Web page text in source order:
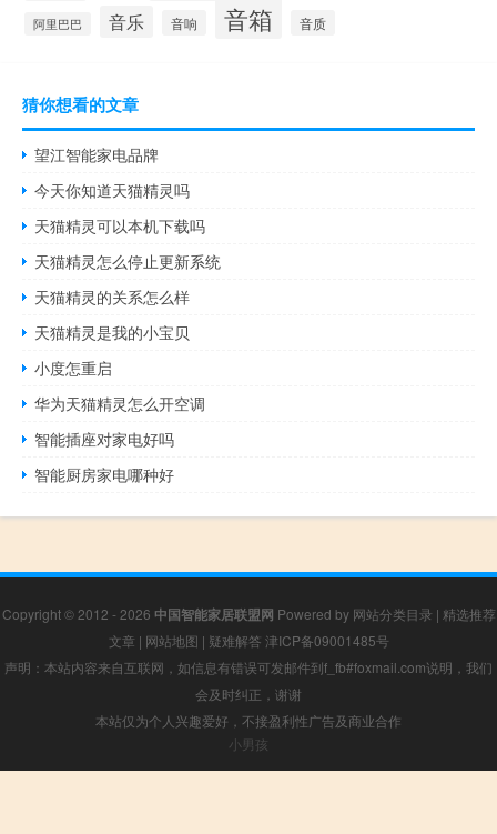
阿里巴巴 音乐 音响 音箱 音质
猜你想看的文章
望江智能家电品牌
今天你知道天猫精灵吗
天猫精灵可以本机下载吗
天猫精灵怎么停止更新系统
天猫精灵的关系怎么样
天猫精灵是我的小宝贝
小度怎重启
华为天猫精灵怎么开空调
智能插座对家电好吗
智能厨房家电哪种好
Copyright © 2012 - 2026 中国智能家居联盟网 Powered by 网站分类目录 | 精选推荐
文章 | 网站地图 | 疑难解答 津ICP备09001485号
声明：本站内容来自互联网，如信息有错误可发邮件到f_fb#foxmail.com说明，我们
会及时纠正，谢谢
本站仅为个人兴趣爱好，不接盈利性广告及商业合作
小男孩